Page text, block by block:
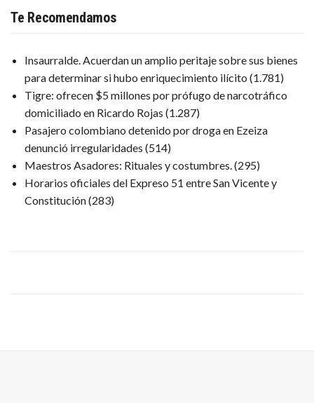
Te Recomendamos
Insaurralde. Acuerdan un amplio peritaje sobre sus bienes
para determinar si hubo enriquecimiento ilícito (1.781)
Tigre: ofrecen $5 millones por prófugo de narcotráfico
domiciliado en Ricardo Rojas (1.287)
Pasajero colombiano detenido por droga en Ezeiza
denunció irregularidades (514)
Maestros Asadores: Rituales y costumbres. (295)
Horarios oficiales del Expreso 51 entre San Vicente y
Constitución(283)